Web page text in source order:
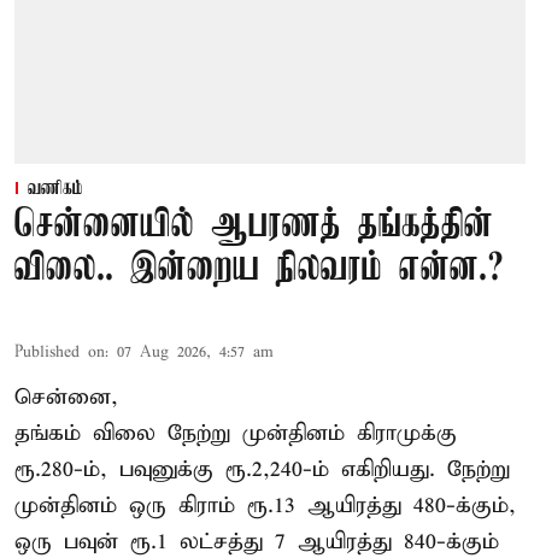
வணிகம்
சென்னையில் ஆபரணத் தங்கத்தின்
விலை.. இன்றைய நிலவரம் என்ன.?
Published on: 07 Aug 2026, 4:57 am
சென்னை,
தங்கம் விலை நேற்று முன்தினம் கிராமுக்கு
ரூ.280-ம், பவுனுக்கு ரூ.2,240-ம் எகிறியது. நேற்று
முன்தினம் ஒரு கிராம் ரூ.13 ஆயிரத்து 480-க்கும்,
ஒரு பவுன் ரூ.1 லட்சத்து 7 ஆயிரத்து 840-க்கும்